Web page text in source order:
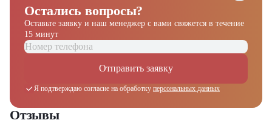
Остались вопросы?
Оставьте заявку и наш менеджер с вами свяжется в течение
15 минут
Отправить заявку
Я подтверждаю согласие на обработку персональных данных
Отзывы